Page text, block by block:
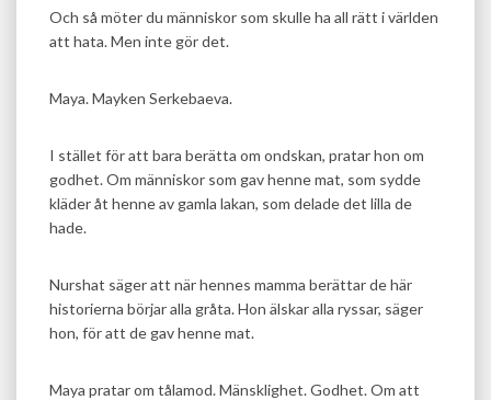
Och så möter du människor som skulle ha all rätt i världen
att hata. Men inte gör det.
Maya. Mayken Serkebaeva.
I stället för att bara berätta om ondskan, pratar hon om
godhet. Om människor som gav henne mat, som sydde
kläder åt henne av gamla lakan, som delade det lilla de
hade.
Nurshat säger att när hennes mamma berättar de här
historierna börjar alla gråta. Hon älskar alla ryssar, säger
hon, för att de gav henne mat.
Maya pratar om tålamod. Mänsklighet. Godhet. Om att